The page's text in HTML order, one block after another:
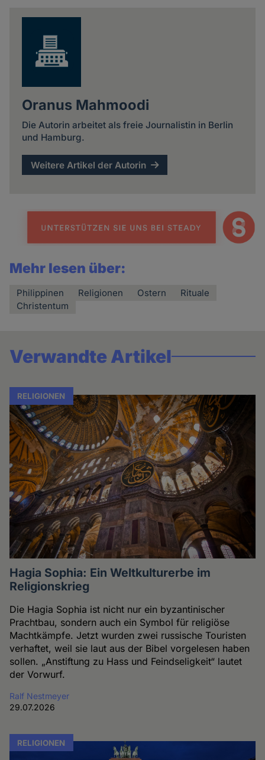
Oranus Mahmoodi
Die Autorin arbeitet als freie Journalistin in Berlin
und Hamburg.
Weitere Artikel der Autorin
Mehr lesen über:
Philippinen Religionen Ostern
Rituale
Christentum
Verwandte Artikel
RELIGIONEN
Hagia Sophia: Ein Weltkulturerbe im
Religionskrieg
Die Hagia Sophia ist nicht nur ein byzantinischer
Prachtbau, sondern auch ein Symbol für religiöse
Machtkämpfe. Jetzt wurden zwei russische Touristen
verhaftet, weil sie laut aus der Bibel vorgelesen haben
sollen. „Anstiftung zu Hass und Feindseligkeit“ lautet
der Vorwurf.
Ralf Nestmeyer
29.07.2026
RELIGIONEN